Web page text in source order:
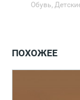
Обувь,
ПОХОЖЕЕ